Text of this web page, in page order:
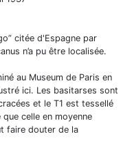
citée d'Espagne par
n’a pu être localisée.
au Museum de Paris en
ici. Les basitarses sont
et le T1 est tessellé
celle en moyenne
faire douter de la